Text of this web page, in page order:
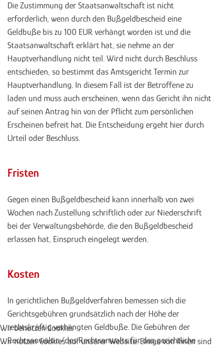
Die Zustimmung der Staatsanwaltschaft ist nicht
erforderlich, wenn durch den Bußgeldbescheid eine
Geldbuße bis zu 100 EUR verhängt worden ist und die
Staatsanwaltschaft erklärt hat, sie nehme an der
Hauptverhandlung nicht teil. Wird nicht durch Beschluss
entschieden, so bestimmt das Amtsgericht Termin zur
Hauptverhandlung. In diesem Fall ist der Betroffene zu
laden und muss auch erscheinen, wenn das Gericht ihn nicht
auf seinen Antrag hin von der Pflicht zum persönlichen
Erscheinen befreit hat. Die Entscheidung ergeht hier durch
Urteil oder Beschluss.
Fristen
Gegen einen Bußgeldbescheid kann innerhalb von zwei
Wochen nach Zustellung schriftlich oder zur Niederschrift
bei der Verwaltungsbehörde, die den Bußgeldbescheid
erlassen hat, Einspruch eingelegt werden.
Kosten
In gerichtlichen Bußgeldverfahren bemessen sich die
Gerichtsgebühren grundsätzlich nach der Höhe der
rechtskräftig verhängten Geldbuße. Die Gebühren der
Rechtsanwältin/des Rechtsanwalts für das gerichtliche
Wir benutzen Cookies
Wir nutzen Cookies auf unserer Website. Einige von ihnen sind